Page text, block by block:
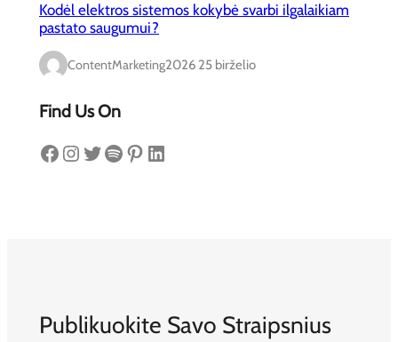
Kodėl elektros sistemos kokybė svarbi ilgalaikiam
pastato saugumui?
ContentMarketing2026 25 birželio
Find Us On
Facebook Instagram Twitter Spotify Pinterest LinkedIn
Publikuokite Savo Straipsnius